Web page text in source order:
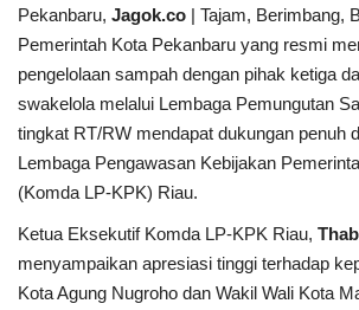
Daerah
Pemerintah
Kriminal
Pekanbaru, Jagok.co | Tajam, Berimbang,
Pemerintah Kota Pekanbaru yang resmi
pengelolaan sampah dengan pihak ketiga
swakelola melalui Lembaga Pemungutan
tingkat RT/RW mendapat dukungan penuh
Lembaga Pengawasan Kebijakan
(Komda LP-KPK) Riau.
Ketua Eksekutif Komda LP-KPK Riau,
menyampaikan apresiasi tinggi terhadap
Kota Agung Nugroho dan Wakil Wali Kota